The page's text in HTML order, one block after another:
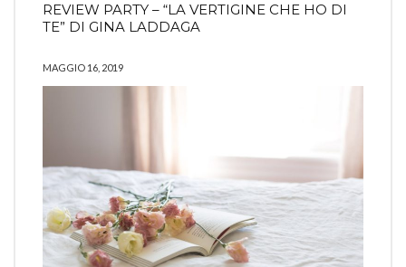
REVIEW PARTY – “LA VERTIGINE CHE HO DI
TE” DI GINA LADDAGA
MAGGIO 16, 2019